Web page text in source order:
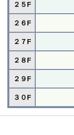
２５F
２６F
２７F
２８F
２９F
３０F